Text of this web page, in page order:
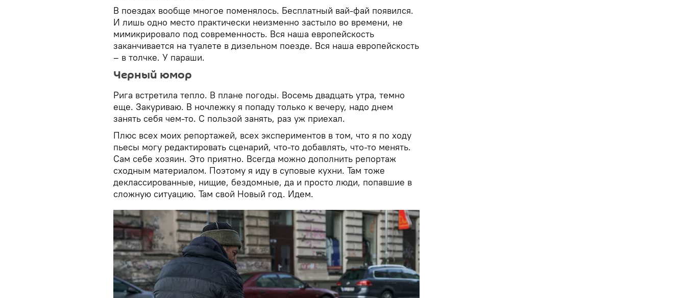
В поездах вообще многое поменялось. Бесплатный вай-фай появился.
И лишь одно место практически неизменно застыло во времени, не
мимикрировало под современность. Вся наша европейскость
заканчивается на туалете в дизельном поезде. Вся наша европейскость
– в толчке. У параши.
Черный юмор
Рига встретила тепло. В плане погоды. Восемь двадцать утра, темно
еще. Закуриваю. В ночлежку я попаду только к вечеру, надо днем
занять себя чем-то. С пользой занять, раз уж приехал.
Плюс всех моих репортажей, всех экспериментов в том, что я по ходу
пьесы могу редактировать сценарий, что-то добавлять, что-то менять.
Сам себе хозяин. Это приятно. Всегда можно дополнить репортаж
сходным материалом. Поэтому я иду в суповые кухни. Там тоже
деклассированные, нищие, бездомные, да и просто люди, попавшие в
сложную ситуацию. Там свой Новый год. Идем.